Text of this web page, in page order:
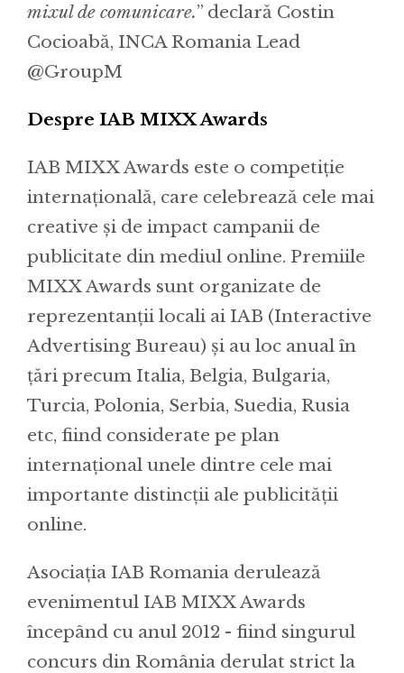
mixul de comunicare.” declarǎ Costin
Cocioabă, INCA Romania Lead
@GroupM
Despre IAB MIXX Awards
IAB MIXX Awards este o competiție
internațională, care celebrează cele mai
creative și de impact campanii de
publicitate din mediul online. Premiile
MIXX Awards sunt organizate de
reprezentanții locali ai IAB (Interactive
Advertising Bureau) și au loc anual în
țări precum Italia, Belgia, Bulgaria,
Turcia, Polonia, Serbia, Suedia, Rusia
etc, fiind considerate pe plan
internațional unele dintre cele mai
importante distincții ale publicității
online.
Asociația IAB Romania derulează
evenimentul IAB MIXX Awards
începând cu anul 2012 - fiind singurul
concurs din România derulat strict la